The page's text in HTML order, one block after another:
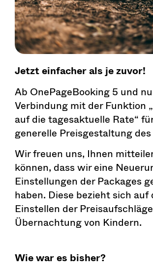
Jetzt einfacher als je zuvor!
Ab OnePageBooking 5 und
Verbindung mit der Funktion
auf die tagesaktuelle Rate“
generelle Preisgestaltung
Wir freuen uns, Ihnen
können, dass wir eine
Einstellungen der Packages
haben. Diese bezieht sich auf
Einstellen der
Übernachtung von Kindern.
Wie war es bisher?